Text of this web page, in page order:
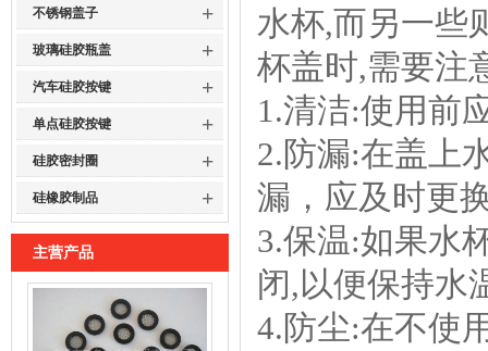
不锈钢盖子 +
玻璃硅胶瓶盖 +
汽车硅胶按键 +
单点硅胶按键 +
硅胶密封圈 +
硅橡胶制品 +
主营产品
水杯,而另一些
杯盖时,需要注
1.清洁:使用前
2.防漏:在盖上
漏，应及时更
3.保温:如果水
闭,以便保持水
4.防尘:在不使